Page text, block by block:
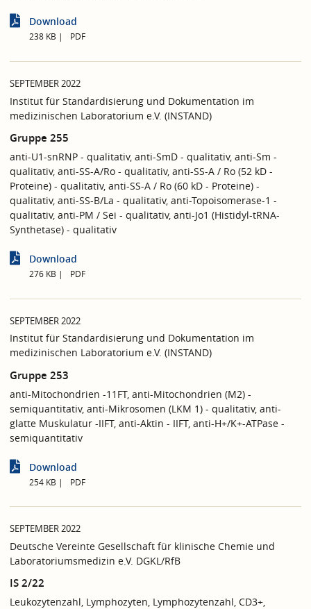
Download
238 KB PDF
SEPTEMBER 2022
Institut für Standardisierung und Dokumentation im
medizinischen Laboratorium e.V. (INSTAND)
Gruppe 255
anti-U1-snRNP - qualitativ, anti-SmD - qualitativ, anti-Sm -
qualitativ, anti-SS-A/Ro - qualitativ, anti-SS-A / Ro (52 kD -
Proteine) - qualitativ, anti-SS-A / Ro (60 kD - Proteine) -
qualitativ, anti-SS-B/La - qualitativ, anti-Topoisomerase-1 -
qualitativ, anti-PM / Sei - qualitativ, anti-Jo1 (Histidyl-tRNA-
Synthetase) - qualitativ
Download
276 KB PDF
SEPTEMBER 2022
Institut für Standardisierung und Dokumentation im
medizinischen Laboratorium e.V. (INSTAND)
Gruppe 253
anti-Mitochondrien -11FT, anti-Mitochondrien (M2) -
semiquantitativ, anti-Mikrosomen (LKM 1) - qualitativ, anti-
glatte Muskulatur -IIFT, anti-Aktin - IIFT, anti-H+/K+-ATPase -
semiquantitativ
Download
254 KB PDF
SEPTEMBER 2022
Deutsche Vereinte Gesellschaft für klinische Chemie und
Laboratoriumsmedizin e.V. DGKL/RfB
IS 2/22
Leukozytenzahl, Lymphozyten, Lymphozytenzahl, CD3+,